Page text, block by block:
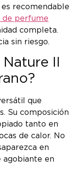
recomendable
de perfume
completa.
sin riesgo.
II
que
Su composición
tanto en
de calor. No
en
agobiante en